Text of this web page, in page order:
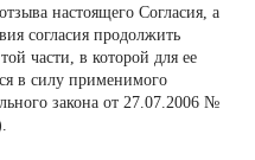
настоящего Согласия, а
согласия продолжить
части, в которой для ее
в силу применимого
закона от 27.07.2006 №